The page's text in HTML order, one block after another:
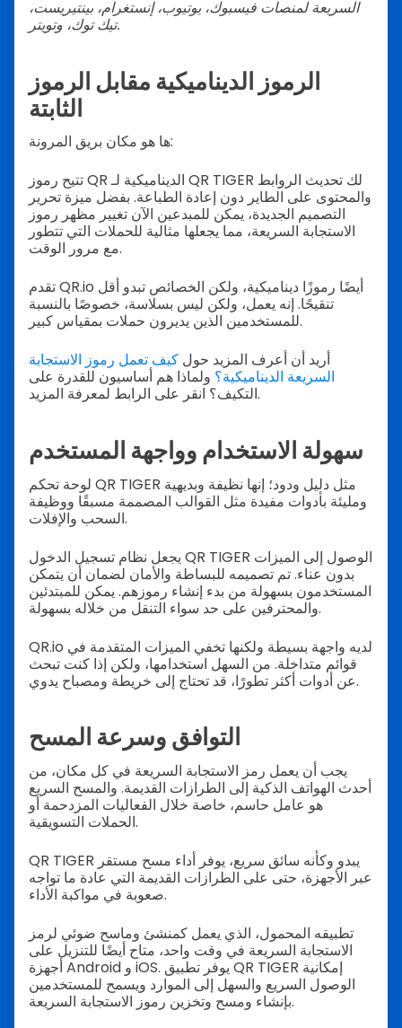
السريعة لمنصات فيسبوك، يوتيوب، إنستغرام، بينتيريست،
تيك توك، وتويتر.
الرموز الديناميكية مقابل الرموز
الثابتة
ها هو مكان بريق المرونة:
تتيح رموز QR الديناميكية لـ QR TIGER لك تحديث الروابط
والمحتوى على الطاير دون إعادة الطباعة. بفضل ميزة تحرير
التصميم الجديدة، يمكن للمبدعين الآن تغيير مظهر رموز
الاستجابة السريعة، مما يجعلها مثالية للحملات التي تتطور
مع مرور الوقت.
تقدم QR.io أيضًا رموزًا ديناميكية، ولكن الخصائص تبدو أقل
تنقيحًا. إنه يعمل، ولكن ليس بسلاسة، خصوصًا بالنسبة
للمستخدمين الذين يديرون حملات بمقياس كبير.
أريد أن أعرف المزيد حول كيف تعمل رموز الاستجابة
السريعة الديناميكية؟ ولماذا هم أساسيون للقدرة على
التكيف؟ انقر على الرابط لمعرفة المزيد.
سهولة الاستخدام وواجهة المستخدم
لوحة تحكم QR TIGER مثل دليل ودود؛ إنها نظيفة وبديهية
ومليئة بأدوات مفيدة مثل القوالب المصممة مسبقًا ووظيفة
السحب والإفلات.
يجعل نظام تسجيل الدخول QR TIGER الوصول إلى الميزات
بدون عناء. تم تصميمه للبساطة والأمان لضمان أن يتمكن
المستخدمون بسهولة من بدء إنشاء رموزهم. يمكن للمبتدئين
والمحترفين على حد سواء التنقل من خلاله بسهولة.
QR.io لديه واجهة بسيطة ولكنها تخفي الميزات المتقدمة في
قوائم متداخلة. من السهل استخدامها، ولكن إذا كنت تبحث
عن أدوات أكثر تطورًا، قد تحتاج إلى خريطة ومصباح يدوي.
التوافق وسرعة المسح
يجب أن يعمل رمز الاستجابة السريعة في كل مكان، من
أحدث الهواتف الذكية إلى الطرازات القديمة. والمسح السريع
هو عامل حاسم، خاصة خلال الفعاليات المزدحمة أو
الحملات التسويقية.
QR TIGER يبدو وكأنه سائق سريع، يوفر أداء مسح مستقر
عبر الأجهزة، حتى على الطرازات القديمة التي عادة ما تواجه
صعوبة في مواكبة الأداء.
تطبيقه المحمول، الذي يعمل كمنشئ وماسح ضوئي لرمز
الاستجابة السريعة في وقت واحد، متاح أيضًا للتنزيل على
أجهزة Android و iOS. يوفر تطبيق QR TIGER إمكانية
الوصول السريع والسهل إلى الموارد ويسمح للمستخدمين
بإنشاء ومسح وتخزين رموز الاستجابة السريعة.